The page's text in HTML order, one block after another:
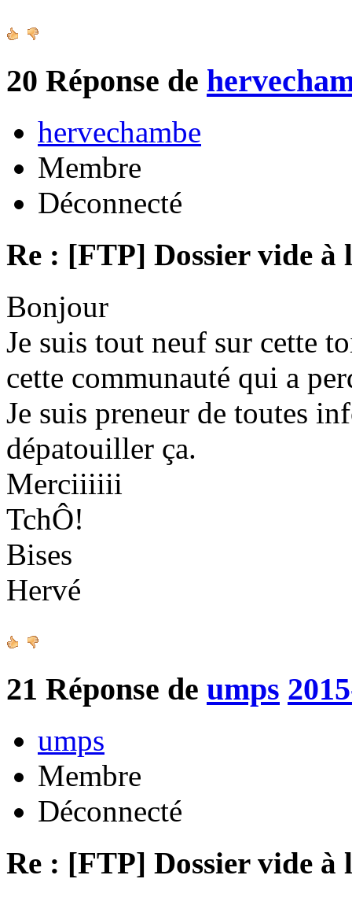
20 Réponse de
hervechambe
Membre
Déconnecté
Re : [FTP] Dossier vide à
Bonjour
Je suis tout neuf sur cette
cette communauté qui a
Je suis preneur de toutes
dépatouiller ça.
Merciiiiii
TchÔ!
Bises
Hervé
21 Réponse de umps
umps
Membre
Déconnecté
Re : [FTP] Dossier vide à